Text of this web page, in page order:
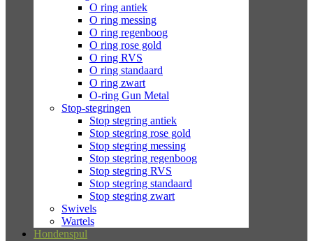
O ring antiek
O ring messing
O ring regenboog
O ring rose gold
O ring RVS
O ring standaard
O ring zwart
O-ring Gun Metal
Stop-stegringen
Stop stegring antiek
Stop stegring rose gold
Stop stegring messing
Stop stegring regenboog
Stop stegring RVS
Stop stegring standaard
Stop stegring zwart
Swivels
Wartels
Hondenspul